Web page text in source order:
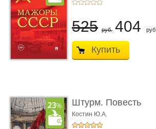
525 руб. 404 руб.
Купить
Штурм. Повесть
Костин Ю.А.